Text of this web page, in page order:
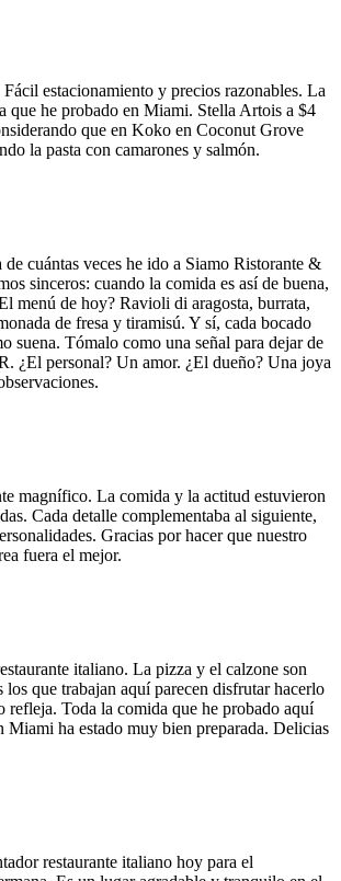
estacionamiento y precios razonables. La
que he probado en Miami. Stella Artois a $4
que en Koko en Coconut Grove
la pasta con camarones y salmón.
cuántas veces he ido a Siamo Ristorante &
sinceros: cuando la comida es así de buena,
menú de hoy? Ravioli di aragosta, burrata,
de fresa y tiramisú. Y sí, cada bocado
suena. Tómalo como una señal para dejar de
¿El personal? Un amor. ¿El dueño? Una joya
magnífico. La comida y la actitud estuvieron
Cada detalle complementaba al siguiente,
Gracias por hacer que nuestro
fuera el mejor.
italiano. La pizza y el calzone son
los que trabajan aquí parecen disfrutar hacerlo
refleja. Toda la comida que he probado aquí
Miami ha estado muy bien preparada. Delicias
restaurante italiano hoy para el